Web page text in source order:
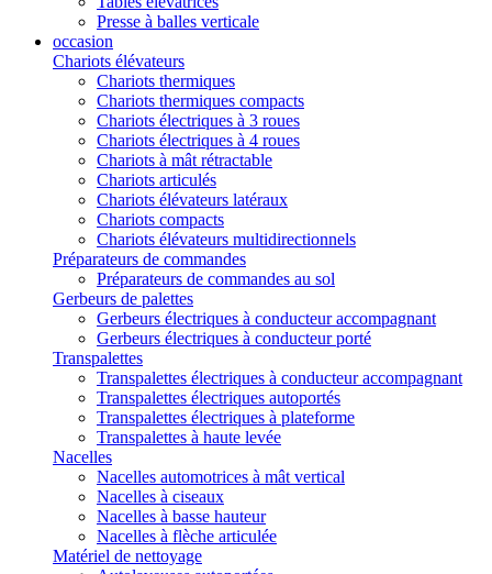
Presse à balles verticale
occasion
Chariots élévateurs
Chariots thermiques
Chariots thermiques compacts
Chariots électriques à 3 roues
Chariots électriques à 4 roues
Chariots à mât rétractable
Chariots articulés
Chariots élévateurs latéraux
Chariots compacts
Chariots élévateurs multidirectionnels
Préparateurs de commandes
Préparateurs de commandes au sol
Gerbeurs de palettes
Gerbeurs électriques à conducteur accompagnant
Gerbeurs électriques à conducteur porté
Transpalettes
Transpalettes électriques à conducteur accompagnant
Transpalettes électriques autoportés
Transpalettes électriques à plateforme
Transpalettes à haute levée
Nacelles
Nacelles automotrices à mât vertical
Nacelles à ciseaux
Nacelles à basse hauteur
Nacelles à flèche articulée
Matériel de nettoyage